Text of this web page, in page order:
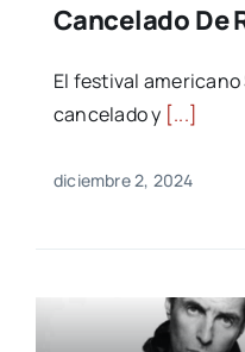
Cancelado De
El festival americano
cancelado y [...]
diciembre 2, 2024